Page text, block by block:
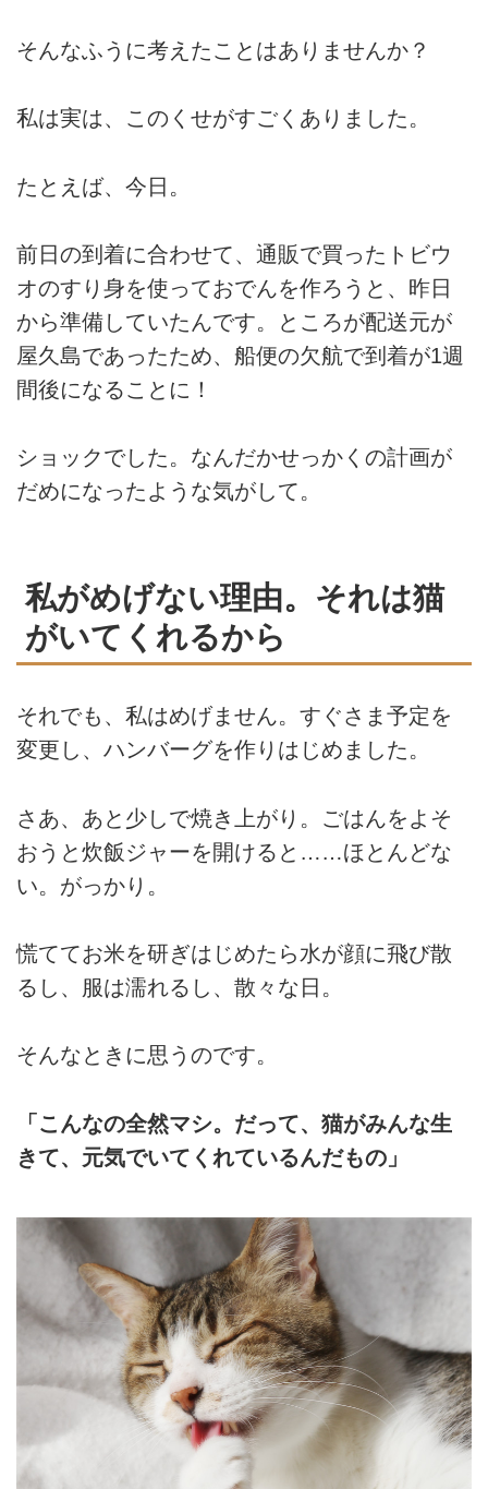
そんなふうに考えたことはありませんか？
私は実は、このくせがすごくありました。
たとえば、今日。
前日の到着に合わせて、通販で買ったトビウ
オのすり身を使っておでんを作ろうと、昨日
から準備していたんです。ところが配送元が
屋久島であったため、船便の欠航で到着が1週
間後になることに！
ショックでした。なんだかせっかくの計画が
だめになったような気がして。
私がめげない理由。それは猫
がいてくれるから
それでも、私はめげません。すぐさま予定を
変更し、ハンバーグを作りはじめました。
さあ、あと少しで焼き上がり。ごはんをよそ
おうと炊飯ジャーを開けると……ほとんどな
い。がっかり。
慌ててお米を研ぎはじめたら水が顔に飛び散
るし、服は濡れるし、散々な日。
そんなときに思うのです。
「こんなの全然マシ。だって、猫がみんな生
きて、元気でいてくれているんだもの」